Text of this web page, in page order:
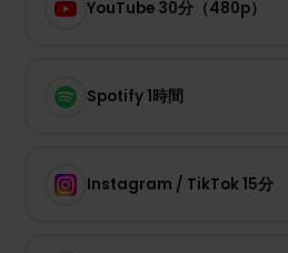
YouTube 30分（480p）
Spotify 1時間
Instagram / TikTok 15分